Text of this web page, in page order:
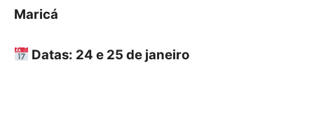
Maricá
Datas: 24 e 25 de janeiro